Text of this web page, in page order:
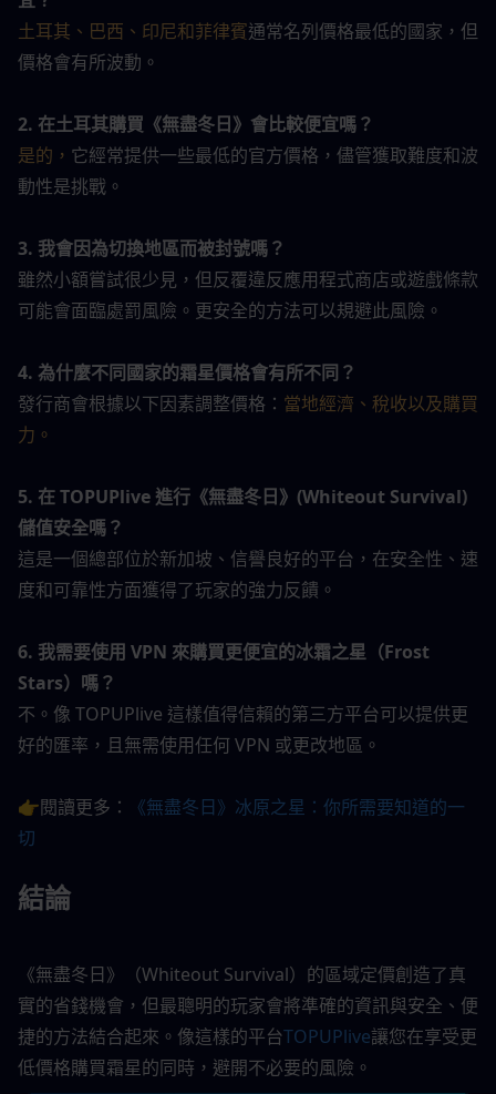
土耳其、巴西、印尼和菲律賓通常名列價格最低的國家，但
價格會有所波動。
2. 在土耳其購買《無盡冬日》會比較便宜嗎？
是的， 它經常提供一些最低的官方價格，儘管獲取難度和波
動性是挑戰。
3. 我會因為切換地區而被封號嗎？
雖然小額嘗試很少見，但反覆違反應用程式商店或遊戲條款
可能會面臨處罰風險。更安全的方法可以規避此風險。
4. 為什麼不同國家的霜星價格會有所不同？
發行商會根據以下因素調整價格： 當地經濟、稅收以及購買
力。
5. 在 TOPUPlive 進行《無盡冬日》(Whiteout Survival)
儲值安全嗎？
這是一個總部位於新加坡、信譽良好的平台，在安全性、速
度和可靠性方面獲得了玩家的強力反饋。
6. 我需要使用 VPN 來購買更便宜的冰霜之星（Frost
Stars）嗎？
不。像 TOPUPlive 這樣值得信賴的第三方平台可以提供更
好的匯率，且無需使用任何 VPN 或更改地區。
👉閱讀更多：
《無盡冬日》冰原之星：你所需要知道的一
切
結論
《無盡冬日》（Whiteout Survival）的區域定價創造了真
實的省錢機會，但最聰明的玩家會將準確的資訊與安全、便
捷的方法結合起來。像這樣的平台TOPUPlive讓您在享受更
低價格購買霜星的同時，避開不必要的風險。